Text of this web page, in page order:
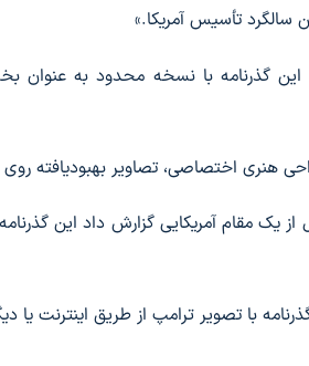
تأسیس آمریکا.»
این گذرنامه با نسخه محدود به عنوان
هنری اختصاصی، تصاویر
یک مقام آمریکایی گزارش داد این
با تصویر ترامپ از طریق اینترنت